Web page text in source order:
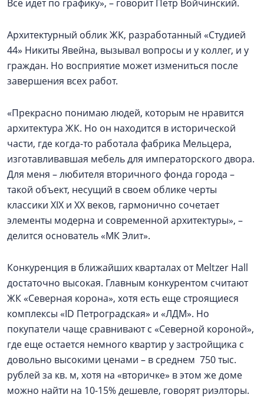
Все идет по графику», – говорит Петр Войчинский.
Архитектурный облик ЖК, разработанный «Студией
44» Никиты Явейна, вызывал вопросы и у коллег, и у
граждан. Но восприятие может измениться после
завершения всех работ.
«Прекрасно понимаю людей, которым не нравится
архитектура ЖК. Но он находится в исторической
части, где когда-то работала фабрика Мельцера,
изготавливавшая мебель для императорского двора.
Для меня – любителя вторичного фонда города –
такой объект, несущий в своем облике черты
классики XIX и XX веков, гармонично сочетает
элементы модерна и современной архитектуры», –
делится основатель «МК Элит».
Конкуренция в ближайших кварталах от Meltzer Hall
достаточно высокая. Главным конкурентом считают
ЖК «Северная корона», хотя есть еще строящиеся
комплексы «ID Петроградская» и «ЛДМ». Но
покупатели чаще сравнивают с «Северной короной»,
где еще остается немного квартир у застройщика с
довольно высокими ценами – в среднем 750 тыс.
рублей за кв. м, хотя на «вторичке» в этом же доме
можно найти на 10-15% дешевле, говорят риэлторы.